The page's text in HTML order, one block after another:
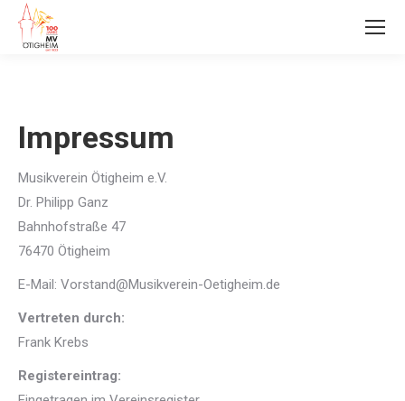
Impressum
Musikverein Ötigheim e.V.
Dr. Philipp Ganz
Bahnhofstraße 47
76470 Ötigheim
E-Mail: Vorstand@Musikverein-Oetigheim.de
Vertreten durch:
Frank Krebs
Registereintrag: